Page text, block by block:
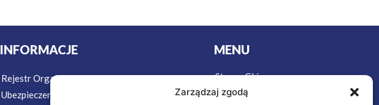
Zarządzaj zgodą
INFORMACJE
Rejestr Organizatorów Turystyki
Ubezpieczenie w Podróży
MENU
Strona Główna
Wycieczki